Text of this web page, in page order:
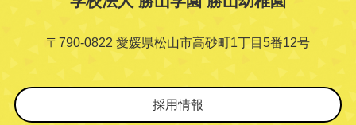
〒790-0822 愛媛県松山市高砂町1丁目5番12号
採用情報